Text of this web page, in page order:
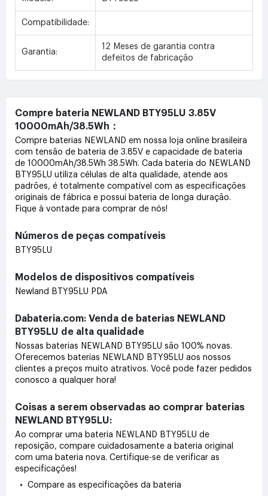
Compatibilidade:
Garantia:
12 Meses de garantia contra
defeitos de fabricação
Compre bateria NEWLAND BTY95LU 3.85V
10000mAh/38.5Wh：
Compre baterias NEWLAND em nossa loja online brasileira
com tensão de bateria de 3.85V e capacidade de bateria
de 10000mAh/38.5Wh 38.5Wh. Cada bateria do NEWLAND
BTY95LU utiliza células de alta qualidade, atende aos
padrões, é totalmente compatível com as especificações
originais de fábrica e possui bateria de longa duração.
Fique à vontade para comprar de nós!
Números de peças compatíveis
BTY95LU
Modelos de dispositivos compatíveis
Newland BTY95LU PDA
Dabateria.com: Venda de baterias NEWLAND
BTY95LU de alta qualidade
Nossas baterias NEWLAND BTY95LU são 100% novas.
Oferecemos baterias NEWLAND BTY95LU aos nossos
clientes a preços muito atrativos. Você pode fazer pedidos
conosco a qualquer hora!
Coisas a serem observadas ao comprar baterias
NEWLAND BTY95LU:
Ao comprar uma bateria NEWLAND BTY95LU de
reposição, compare cuidadosamente a bateria original
com uma bateria nova. Certifique-se de verificar as
especificações!
• Compare as especificações da bateria